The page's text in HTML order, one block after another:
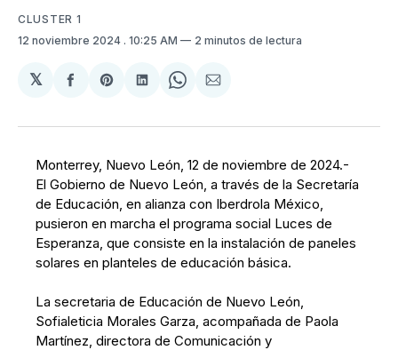
CLUSTER 1
12 noviembre 2024 . 10:25 AM 2 minutos de lectura
𝕏
Compartir
Facebook
Share
Pinterest
Compartir
LinkedIn
Share
WhatsApp
Compartir
Email
Monterrey, Nuevo León, 12 de noviembre de 2024.-
El Gobierno de Nuevo León, a través de la Secretaría
de Educación, en alianza con Iberdrola México,
pusieron en marcha el programa social Luces de
Esperanza, que consiste en la instalación de paneles
solares en planteles de educación básica.
La secretaria de Educación de Nuevo León,
Sofialeticia Morales Garza, acompañada de Paola
Martínez, directora de Comunicación y